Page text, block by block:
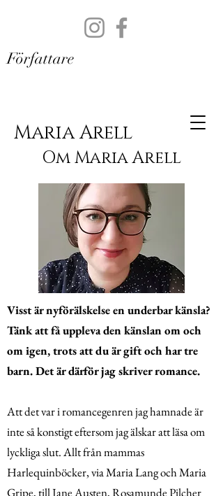
Maria Arell
Författare
Om Maria Arell
Visst är nyförälskelse en underbar känsla?
Tänk att få uppleva den känslan om och
om igen, trots att du är gift och har tre
barn. Det är därför jag skriver romance.
Att det var i romancegenren jag hamnade är
inte så konstigt eftersom jag älskar att läsa om
lyckliga slut. Allt från mammas
Harlequinböcker, via Maria Lang och Maria
Gripe, till Jane Austen, Rosamunde Pilcher